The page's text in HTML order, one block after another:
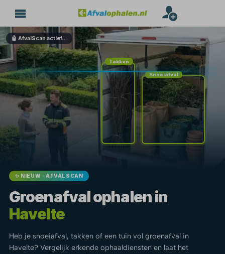
🤖 AfvalScan actief…
Takken
Snoeiafval
✨ NIEUW · AFVALSCAN
Groenafval ophalen in
Havelte
Heb je snoeiafval, takken of een tuin vol groenafval in
Havelte? Vergelijk erkende ophaaldiensten en laat het